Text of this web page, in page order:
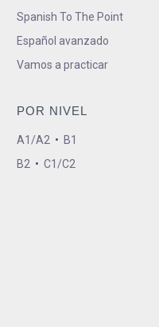
Spanish To The Point
Español avanzado
Vamos a practicar
POR NIVEL
A1/A2 • B1
B2 • C1/C2